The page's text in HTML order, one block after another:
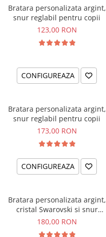
Bratara personalizata argint,
snur reglabil pentru copii
123,00 RON
CONFIGUREAZA
Bratara personalizata argint,
snur reglabil pentru copii
173,00 RON
CONFIGUREAZA
Bratara personalizata argint,
cristal Swarovski si snur
reglabil Albinuta
180,00 RON